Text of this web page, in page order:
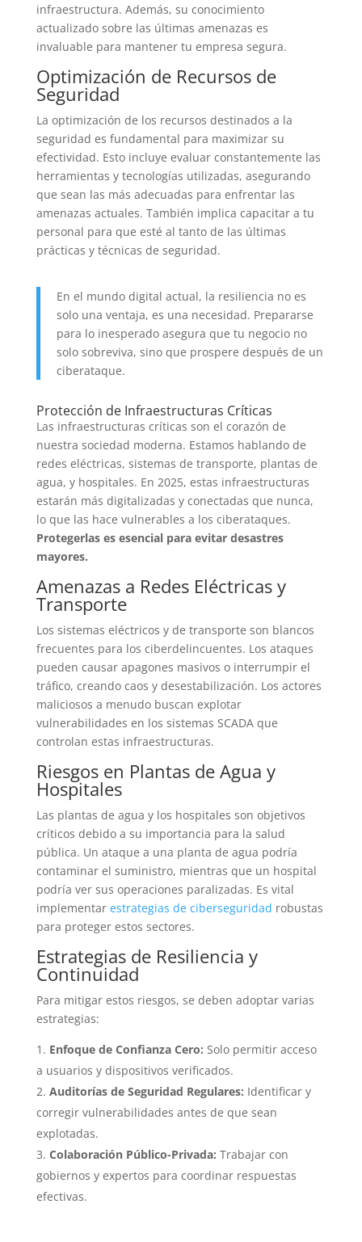
infraestructura. Además, su conocimiento
actualizado sobre las últimas amenazas es
invaluable para mantener tu empresa segura.
Optimización de Recursos de
Seguridad
La optimización de los recursos destinados a la
seguridad es fundamental para maximizar su
efectividad. Esto incluye evaluar constantemente las
herramientas y tecnologías utilizadas, asegurando
que sean las más adecuadas para enfrentar las
amenazas actuales. También implica capacitar a tu
personal para que esté al tanto de las últimas
prácticas y técnicas de seguridad.
En el mundo digital actual, la resiliencia no es
solo una ventaja, es una necesidad. Prepararse
para lo inesperado asegura que tu negocio no
solo sobreviva, sino que prospere después de un
ciberataque.
Protección de Infraestructuras Críticas
Las infraestructuras críticas son el corazón de
nuestra sociedad moderna. Estamos hablando de
redes eléctricas, sistemas de transporte, plantas de
agua, y hospitales. En 2025, estas infraestructuras
estarán más digitalizadas y conectadas que nunca,
lo que las hace vulnerables a los ciberataques.
Protegerlas es esencial para evitar desastres
mayores.
Amenazas a Redes Eléctricas y
Transporte
Los sistemas eléctricos y de transporte son blancos
frecuentes para los ciberdelincuentes. Los ataques
pueden causar apagones masivos o interrumpir el
tráfico, creando caos y desestabilización. Los actores
maliciosos a menudo buscan explotar
vulnerabilidades en los sistemas SCADA que
controlan estas infraestructuras.
Riesgos en Plantas de Agua y
Hospitales
Las plantas de agua y los hospitales son objetivos
críticos debido a su importancia para la salud
pública. Un ataque a una planta de agua podría
contaminar el suministro, mientras que un hospital
podría ver sus operaciones paralizadas. Es vital
implementar estrategias de ciberseguridad robustas
para proteger estos sectores.
Estrategias de Resiliencia y
Continuidad
Para mitigar estos riesgos, se deben adoptar varias
estrategias:
Enfoque de Confianza Cero: Solo permitir acceso
a usuarios y dispositivos verificados.
Auditorías de Seguridad Regulares: Identificar y
corregir vulnerabilidades antes de que sean
explotadas.
Colaboración Público-Privada: Trabajar con
gobiernos y expertos para coordinar respuestas
efectivas.